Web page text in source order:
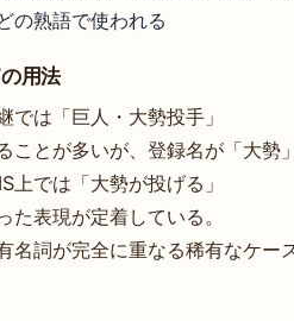
の熟語で使われる
用法
では「巨人・大勢投手」
ことが多いが、登録名が「大勢
上では「大勢が投げる」
た表現が定着している。
名詞が完全に重なる稀有なケー